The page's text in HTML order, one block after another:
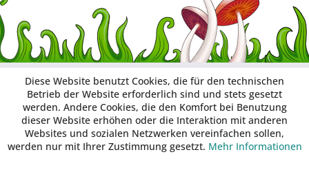
Diese Website benutzt Cookies, die für den technischen
Betrieb der Website erforderlich sind und stets gesetzt
werden. Andere Cookies, die den Komfort bei Benutzung
dieser Website erhöhen oder die Interaktion mit anderen
Websites und sozialen Netzwerken vereinfachen sollen,
werden nur mit Ihrer Zustimmung gesetzt. Mehr Informationen